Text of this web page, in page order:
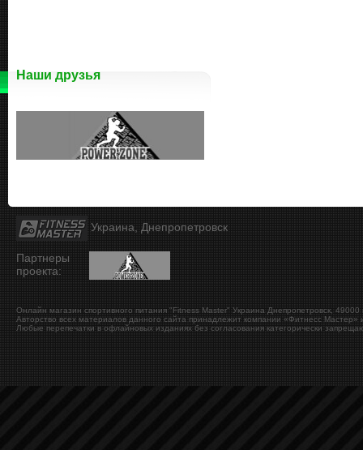
Наши друзья
Украина, Днепропетровск
Партнеры
проекта:
Онлайн магазин спортивного питания "Fitness Master" Украина Днепропетровск, 49000
Авторство всех материалов данного сайта принадлежит компании «Фитнесс Мастер»
Любые перепечатки в офлайновых изданиях без согласования категорически